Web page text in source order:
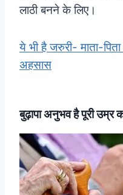
लाठी बनने के लिए।
ये भी है जरुरी- माता-पिता
अहसास
बुढ़ापा अनुभव है पूरी उम्र